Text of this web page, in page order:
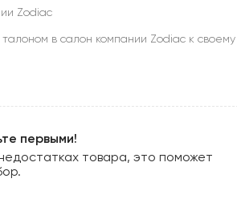
Zodiac
в салон компании Zodiac к своему
первыми!
товара, это поможет